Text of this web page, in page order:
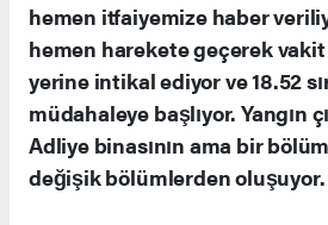
hemen itfaiyemize haber
hemen harekete geçerek
yerine intikal ediyor ve 18.52
müdahaleye başlıyor. Yangın
Adliye binasının ama bir
değişik bölümlerden oluşuyor.